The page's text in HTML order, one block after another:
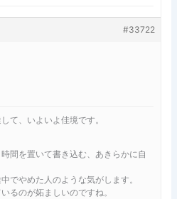
#33722
て、いよいよ佳境です。
間を置いて書き込む、あきらかに自
でやめた人のような気がします。
るのが妬ましいのですね。